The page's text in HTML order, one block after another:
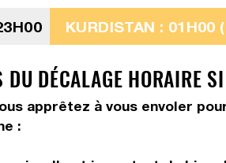
KURDISTAN : 01H00
DU DÉCALAGE HORAIRE
apprêtez à vous envoler
: